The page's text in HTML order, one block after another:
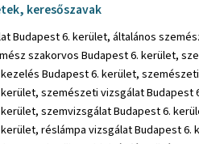
keresőszavak
Budapest 6. kerület, általános
szakorvos Budapest 6. kerület,
Budapest 6. kerület,
szemészeti vizsgálat
szemvizsgálat Budapest 6.
réslámpa vizsgálat Budapest